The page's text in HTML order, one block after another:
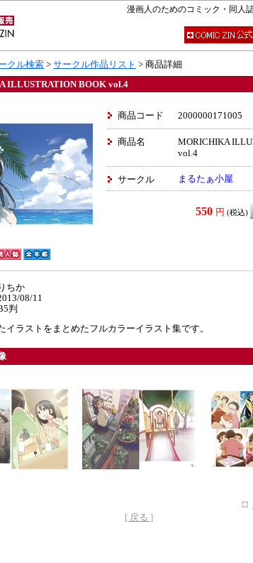
漫画人のためのコミック・同人
クル検索 > サークル作品リスト > 商品詳細
ILLUSTRATION BOOK vol.4
商品コード 2000000171005
商品名
MORICHIKA
vol.4
サークル まるたぁ小屋
550 円 (税込)
ちか
08/11
判
イラストをまとめたフルカラーイラスト集です。
[ 戻る ]